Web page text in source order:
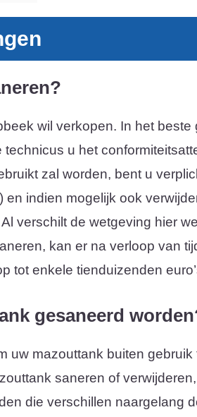
wil verkopen. In het
u het
zal worden, bent u
indien mogelijk ook
verschilt de wetgeving hier
kan er na verloop van
tot enkele tienduizenden
gesaneerd
uw mazouttank buiten
saneren of
die verschillen naargelang